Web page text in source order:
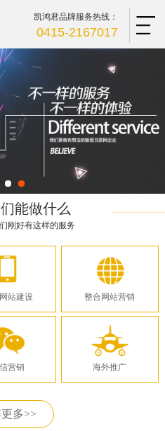
凯鸿君品牌服务热线：
0415-2167017
能做什么
刚好有这样的服务
站建设
营销
整合网站营销
海外推广
多>>